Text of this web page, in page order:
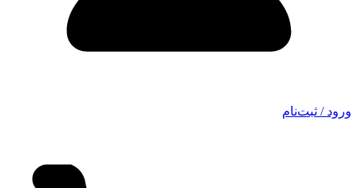
ورود / ثبت‌نام